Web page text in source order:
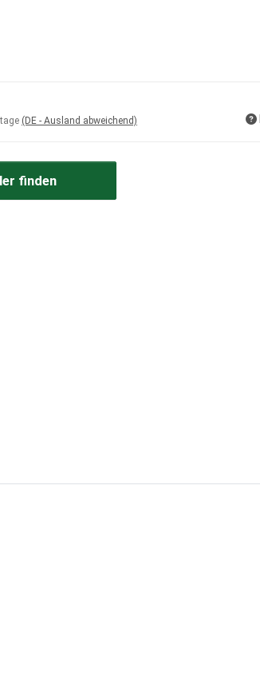
(DE - Ausland abweichend)
finden